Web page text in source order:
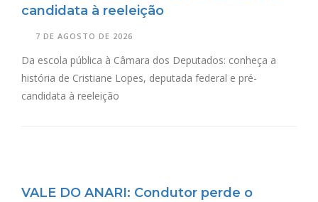
candidata à reeleição
7 DE AGOSTO DE 2026
Da escola pública à Câmara dos Deputados: conheça a
história de Cristiane Lopes, deputada federal e pré-
candidata à reeleição
VALE DO ANARI: Condutor perde o